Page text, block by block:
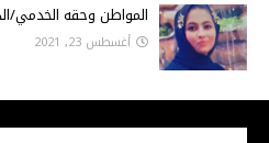
المواطن وحقه الخدمي/
أغسطس 23, 2021